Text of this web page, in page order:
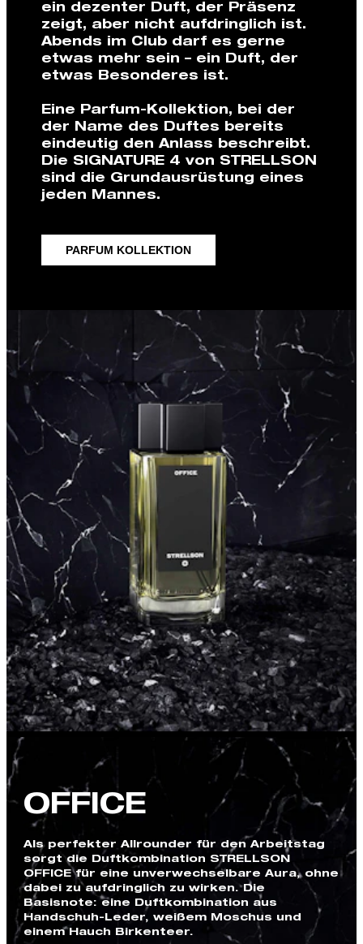
ein dezenter Duft, der Präsenz
zeigt, aber nicht aufdringlich ist.
Abends im Club darf es gerne
etwas mehr sein – ein Duft, der
etwas Besonderes ist.
Eine Parfum-Kollektion, bei der
der Name des Duftes bereits
eindeutig den Anlass beschreibt.
Die SIGNATURE 4 von STRELLSON
sind die Grundausrüstung eines
jeden Mannes.
PARFUM KOLLEKTION
OFFICE
Als perfekter Allrounder für den Arbeitstag
sorgt die Duftkombination STRELLSON
OFFICE für eine unverwechselbare Aura, ohne
dabei zu aufdringlich zu wirken. Die
Basisnote: eine Duftkombination aus
Handschuh-Leder, weißem Moschus und
einem Hauch Birkenteer.